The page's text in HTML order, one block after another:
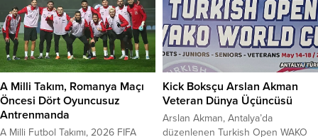
0,6 oranında düşerek 6 bin 214 lira
seviyesinden işlem görmeye
başladı. Fiyatlardaki düşüşün
detayları ve piyasa verileri Bir
önceki günü ons altındaki
yükselişin...
çeşitli alanlarda hizmet sunarak
yaşamlarını kolaylaştırmayı
hedefledi. Belediye, bu çalışmalarla
toplumun tüm kesimlerine ulaşma
ilkesini benimsediğini belirtti.
Samsun Büyükşehir Belediyesi,
2024-2025 döneminde engelli
bireyler ve...
A Milli Takım, Romanya Maçı
Öncesi Dört Oyuncusuz
Antrenmanda
A Milli Futbol Takımı, 2026 FIFA
Kick Boksçu Arslan Akman
Veteran Dünya Üçüncüsü
Arslan Akman, Antalya’da
düzenlenen Turkish Open WAKO